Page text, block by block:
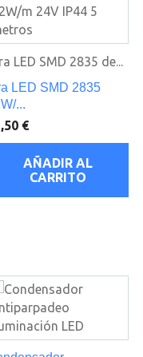
LED SMD 2835 de...
LED SMD 2835
...
€
AÑADIR AL
CARRITO